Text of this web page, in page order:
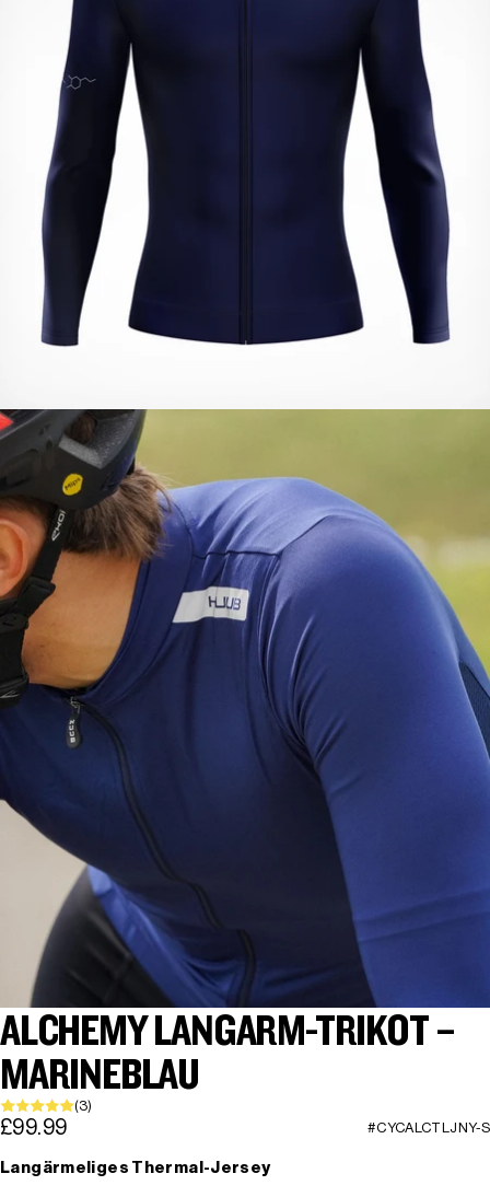
ALCHEMY LANGARM-TRIKOT –
MARINEBLAU
(3)
£99.99 #CYCALCTLJNY-S
Langärmeliges Thermal-Jersey